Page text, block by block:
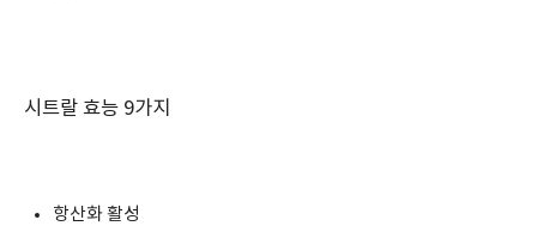
시트랄 효능 9가지
항산화 활성